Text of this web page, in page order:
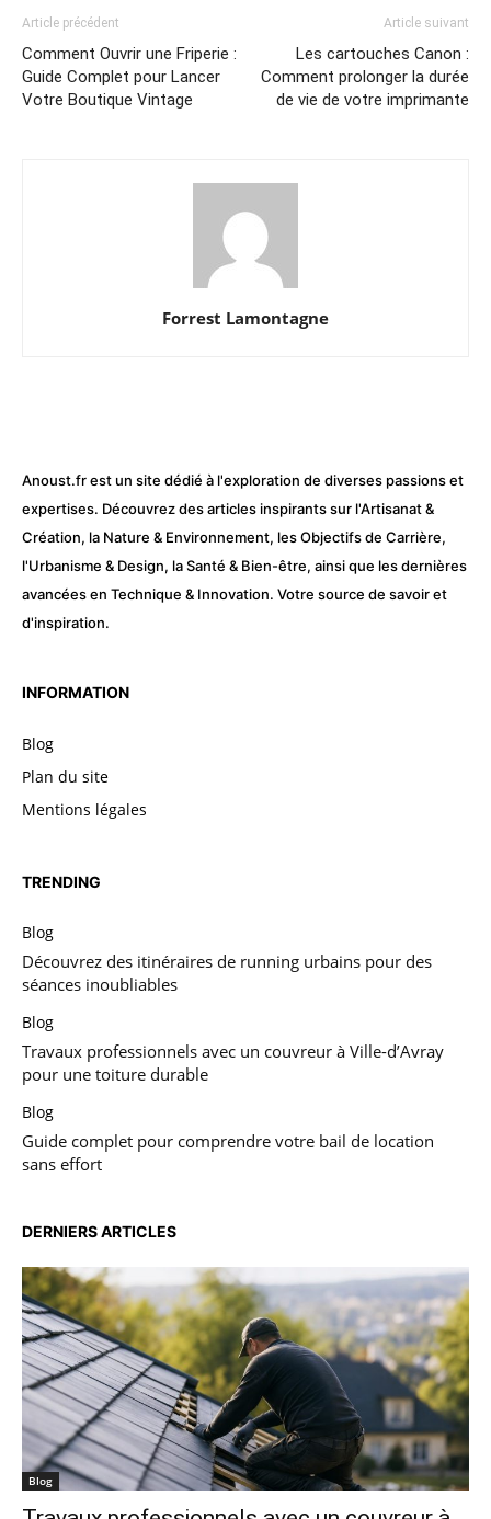
Article précédent
Comment Ouvrir une Friperie :
Guide Complet pour Lancer
Votre Boutique Vintage
Article suivant
Les cartouches Canon :
Comment prolonger la durée
de vie de votre imprimante
Forrest Lamontagne
Anoust.fr est un site dédié à l'exploration de diverses passions et
expertises. Découvrez des articles inspirants sur l'Artisanat &
Création, la Nature & Environnement, les Objectifs de Carrière,
l'Urbanisme & Design, la Santé & Bien-être, ainsi que les dernières
avancées en Technique & Innovation. Votre source de savoir et
d'inspiration.
INFORMATION
Blog
Plan du site
Mentions légales
TRENDING
Blog
Découvrez des itinéraires de running urbains pour des
séances inoubliables
Blog
Travaux professionnels avec un couvreur à Ville-d’Avray
pour une toiture durable
Blog
Guide complet pour comprendre votre bail de location
sans effort
DERNIERS ARTICLES
Blog